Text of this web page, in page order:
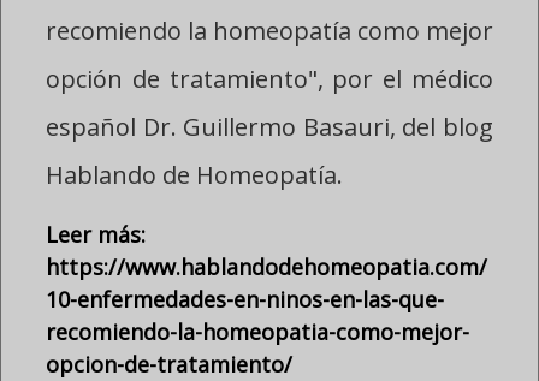
recomiendo la homeopatía como mejor
opción de tratamiento", por el médico
español Dr. Guillermo Basauri, del blog
Hablando de Homeopatía.
Leer más:
https://www.hablandodehomeopatia.com/
10-enfermedades-en-ninos-en-las-que-
recomiendo-la-homeopatia-como-mejor-
opcion-de-tratamiento/